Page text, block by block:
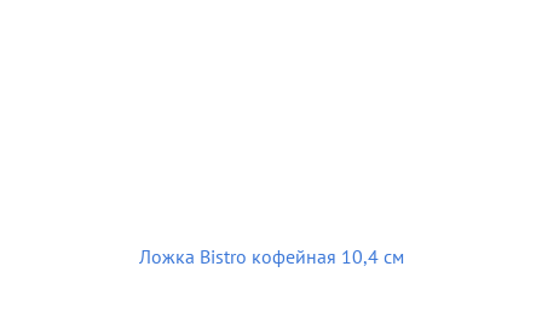
Ложка Bistro кофейная 10,4 см